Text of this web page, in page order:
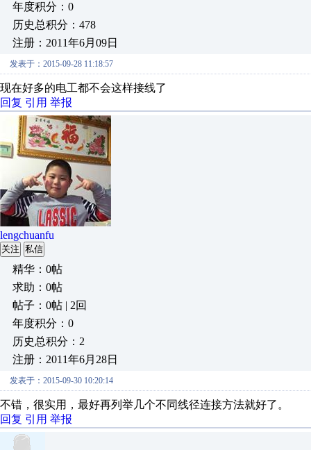
年度积分：0
历史总积分：478
注册：2011年6月09日
发表于：2015-09-28 11:18:57
现在好多的电工都不会这样接线了
回复 引用 举报
lengchuanfu
关注 私信
精华：0帖
求助：0帖
帖子：0帖 | 2回
年度积分：0
历史总积分：2
注册：2011年6月28日
发表于：2015-09-30 10:20:14
不错，很实用，最好再列举几个不同线径连接方法就好了。
回复 引用 举报